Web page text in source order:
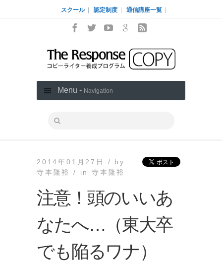
スクール 認定制度 通信講座一覧
Menu - Navigation
2014年01月27日 / by
寺本隆裕 / in 寺本隆裕
注意！頭のいいあ
なたへ…（東大卒
でも陥るワナ）